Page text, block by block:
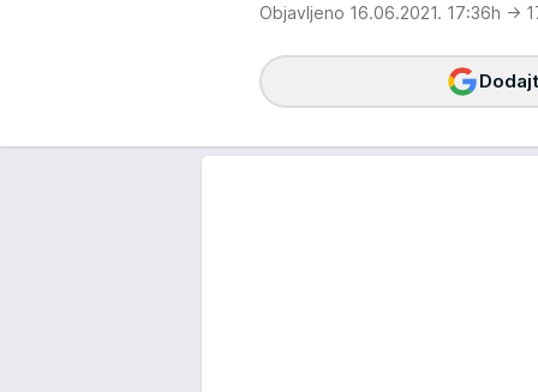
Objavljeno 16.06.2021. 17:36h →